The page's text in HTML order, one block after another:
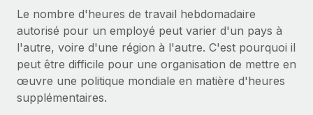
Création d’entité
Établissez des entités rapidement et en toute
conformité
Mobilité et déménagement international
Organisez facilement le déménagement de vos
Intégration Remote x BambooHR : du local à
l’international, le recrutement sans changer de
plateforme
Impact Les clients BambooHR peuvent désormais
embaucher et gérer les employés internationaux...
Explorer le blog
BLOG
Mises à jour des produits de Remote :
Le nombre d'heures de travail hebdomadaire
autorisé pour un employé peut varier d'un pays à
l'autre, voire d'une région à l'autre. C'est pourquoi il
peut être difficile pour une organisation de mettre en
œuvre une politique mondiale en matière d'heures
supplémentaires.